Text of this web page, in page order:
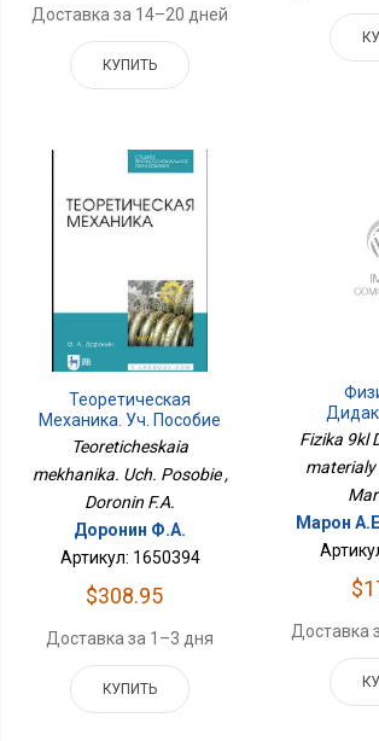
Доставка за 14–20 дней
КУПИТЬ
Теоретическая
Механика. Уч. Пособие
Teoreticheskaia
mekhanika. Uch. Posobie ,
Doronin F.A.
Доронин Ф.А.
Артикул: 1650394
$308.95
Доставка за 1–3 дня
КУПИТЬ
Fizika 9kl
materialy
Марон
Доставка